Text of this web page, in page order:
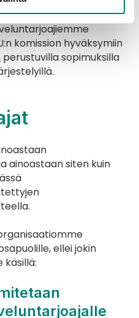
talousalueen
perustuvilla sopimuksilla
ainoastaan siten kuin
ellei jokin
käsillä: